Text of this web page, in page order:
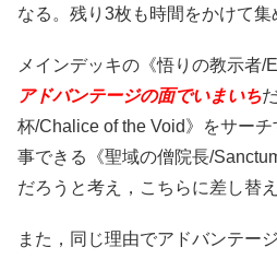
なる。残り3枚も時間をかけて集
メインデッキの《悟りの教示者/
アドバンテージの面でいまいち
杯/Chalice of the Void》をサー
事できる《聖域の僧院長/
だろうと考え，こちらに差し替え
また，同じ理由でアドバンテー